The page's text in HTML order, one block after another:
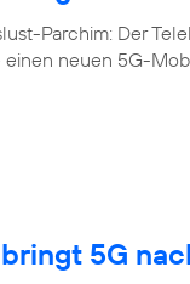
Parchim: Der
neuen 5G-
5G